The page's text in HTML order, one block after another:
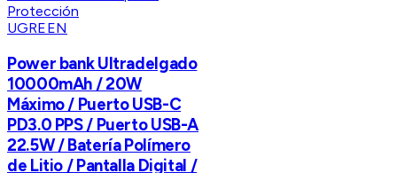
UGREEN
Power bank Ultradelgado
10000mAh / 20W
Máximo / Puerto USB-C
PD3.0 PPS / Puerto USB-A
22.5W / Batería Polímero
de Litio / Pantalla Digital /